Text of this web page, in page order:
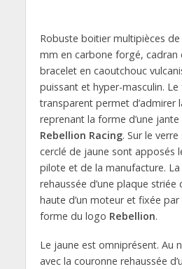
Robuste boitier multipièces
mm en carbone forgé, cadran
bracelet en caoutchouc
puissant et hyper-masculin. Le
transparent permet d’admirer
reprenant la forme d’une jante
Rebellion Racing. Sur le
cerclé de jaune sont apposés
pilote et de la manufacture.
rehaussée d’une plaque
haute d’un moteur et fixée
forme du logo Rebellion.
Le jaune est omniprésent. Au
avec la couronne rehaussée